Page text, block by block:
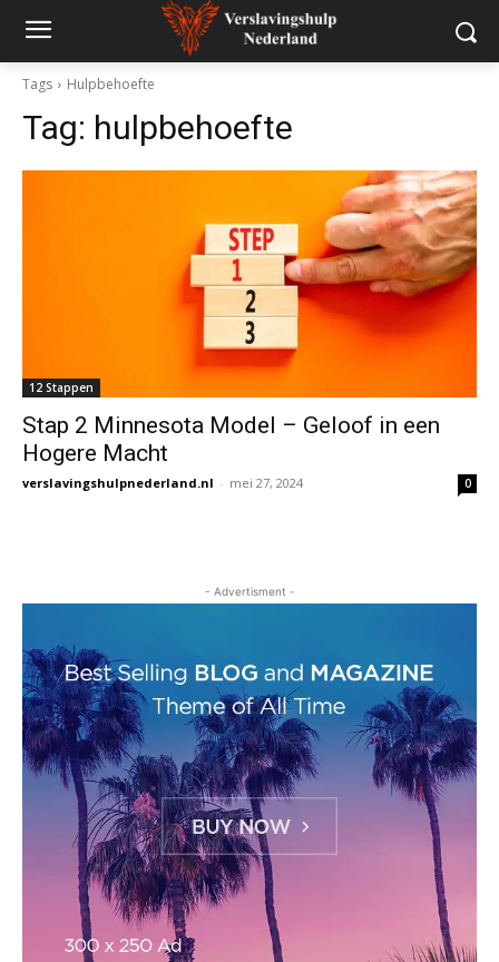
Tags Hulpbehoefte
Tag: hulpbehoefte
12 Stappen
Stap 2 Minnesota Model – Geloof in een
Hogere Macht
verslavingshulpnederland.nl - mei 27, 2024 0
- Advertisment -